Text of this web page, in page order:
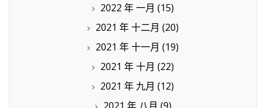
2022 年 一月 (15)
2021 年 十二月 (20)
2021 年 十一月 (19)
2021 年 十月 (22)
2021 年 九月 (12)
2021 年 八月 (9)